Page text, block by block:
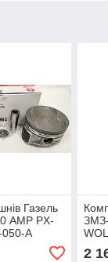
Газель
AMP PX-
A
Група А
2